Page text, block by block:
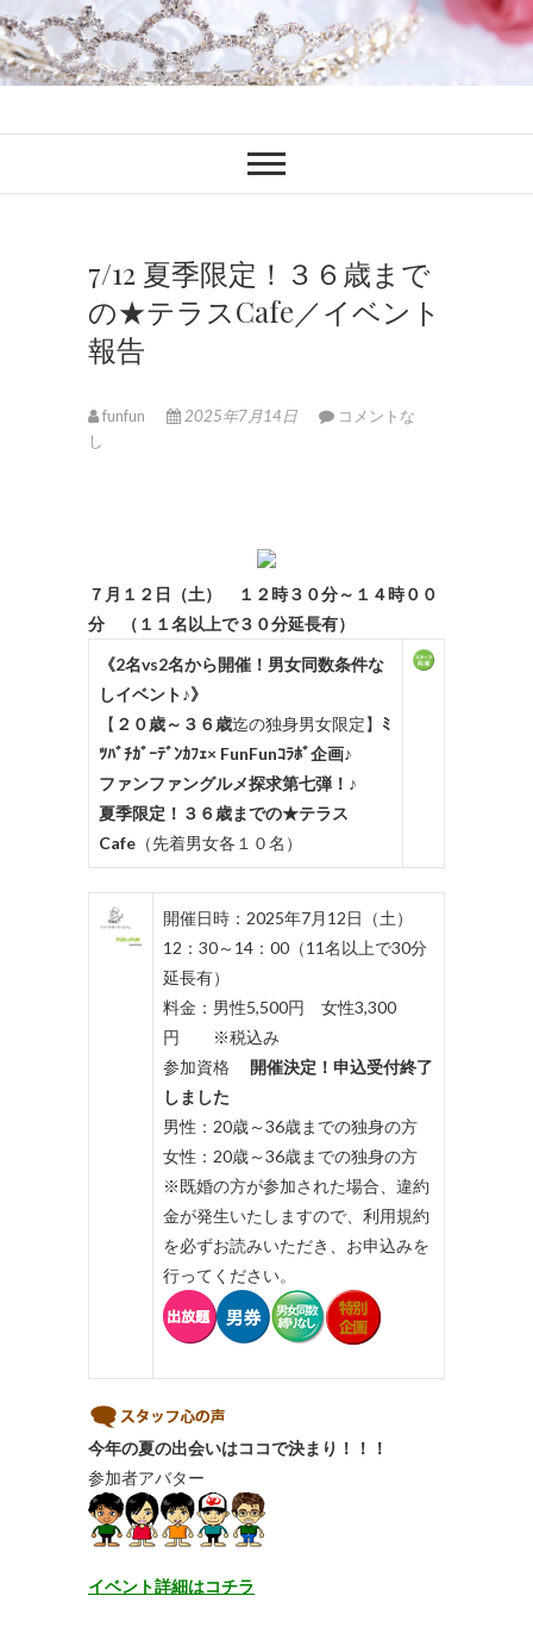
ファンブロ
7/12 夏季限定！３６歳まで
の★テラスCafe／イベント
報告
funfun 2025年7月14日
コメントな
し
７月１２日（土） １２時３０分～１４時００
分 （１１名以上で３０分延長有）
《2名vs2名から開催！男女同数条件な
しイベント♪》
【 ２０歳～３６歳迄の独身男女限定】 ﾐ
ﾂﾊﾞﾁｶﾞｰﾃﾞﾝｶﾌｪ× FunFunｺﾗﾎﾞ企画♪
ファンファングルメ探求第七弾！♪
夏季限定！３６歳までの★テラス
Cafe （先着男女各１０名）
開催日時：2025年7月12日（土）
12：30～14：00（11名以上で30分
延長有）
料金：男性5,500円 女性3,300
円 ※税込み
参加資格
開催決定！申込受付終了
しました
男性：20歳～36歳までの独身の方
女性：20歳～36歳までの独身の方
※既婚の方が参加された場合、違約
金が発生いたしますので、利用規約
を必ずお読みいただき、お申込みを
行ってください。
今年の夏の出会いはココで決まり！！！
参加者アバター
イベント詳細はコチラ